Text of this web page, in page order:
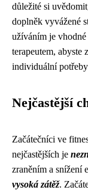
důležité si
doplněk vyvážené
užíváním je
terapeutem,
individuální
Nejčastější
Začátečníci ve
nejčastějších je
zraněním a snížení
vysoká zátěž.